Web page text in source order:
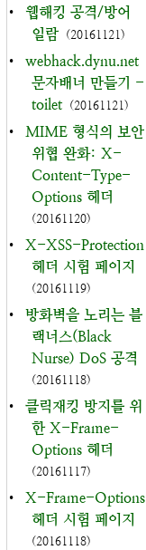
•
웹해킹 공격/방어
일람 (20161121)
•
webhack.dynu.net
문자배너 만들기 -
toilet (20161121)
•
MIME 형식의 보안
위협 완화: X-
Content-Type-
Options 헤더
(20161120)
•
X-XSS-Protection
헤더 시험 페이지
(20161119)
•
방화벽을 노리는 블
랙너스(Black
Nurse) DoS 공격
(20161118)
•
클릭재킹 방지를 위
한 X-Frame-
Options 헤더
(20161117)
•
X-Frame-Options
헤더 시험 페이지
(20161118)